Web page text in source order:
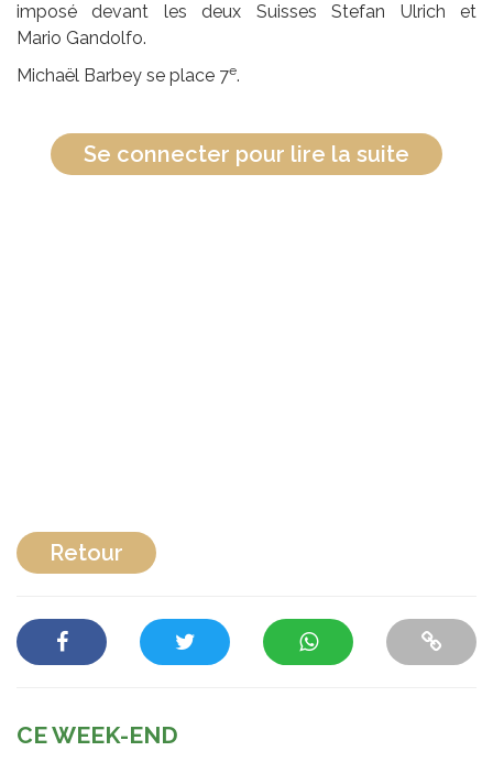
imposé devant les deux Suisses Stefan Ulrich et
Mario Gandolfo.
Michaël Barbey se place 7e.
Se connecter pour lire la suite
Retour
CE WEEK-END